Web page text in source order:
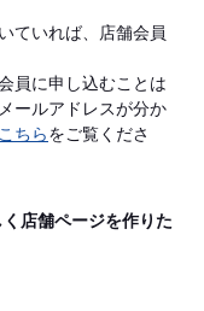
ていれば、店舗会員
員に申し込むことは
ールアドレスが分か
こちらをご覧くださ
店舗ページを作りた